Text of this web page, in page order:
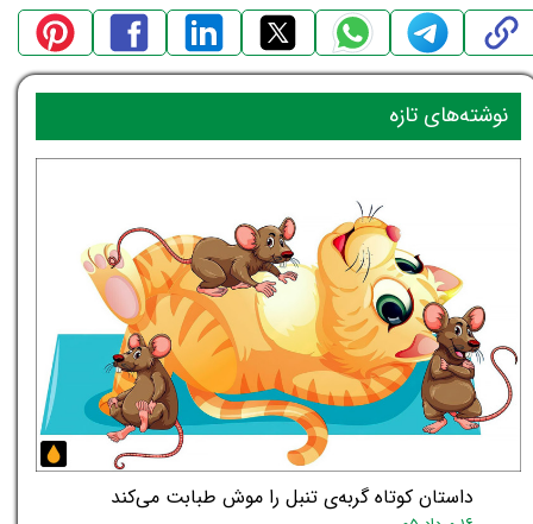
داستان کوتاه گربه‌ی تنبل را موش طبابت می‌کند
نوشته‌های تازه